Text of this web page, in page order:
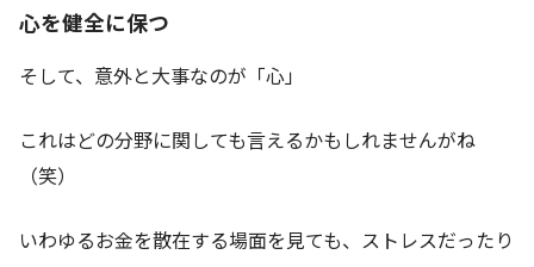
心を健全に保つ
そして、意外と大事なのが「心」
これはどの分野に関しても言えるかもしれませんがね
（笑）
いわゆるお金を散在する場面を見ても、ストレスだったり